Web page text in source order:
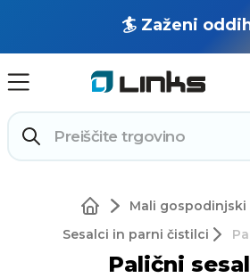
🏄 Zaženi
Mali gospodinjski
Sesalci in parni čistilci
Palični